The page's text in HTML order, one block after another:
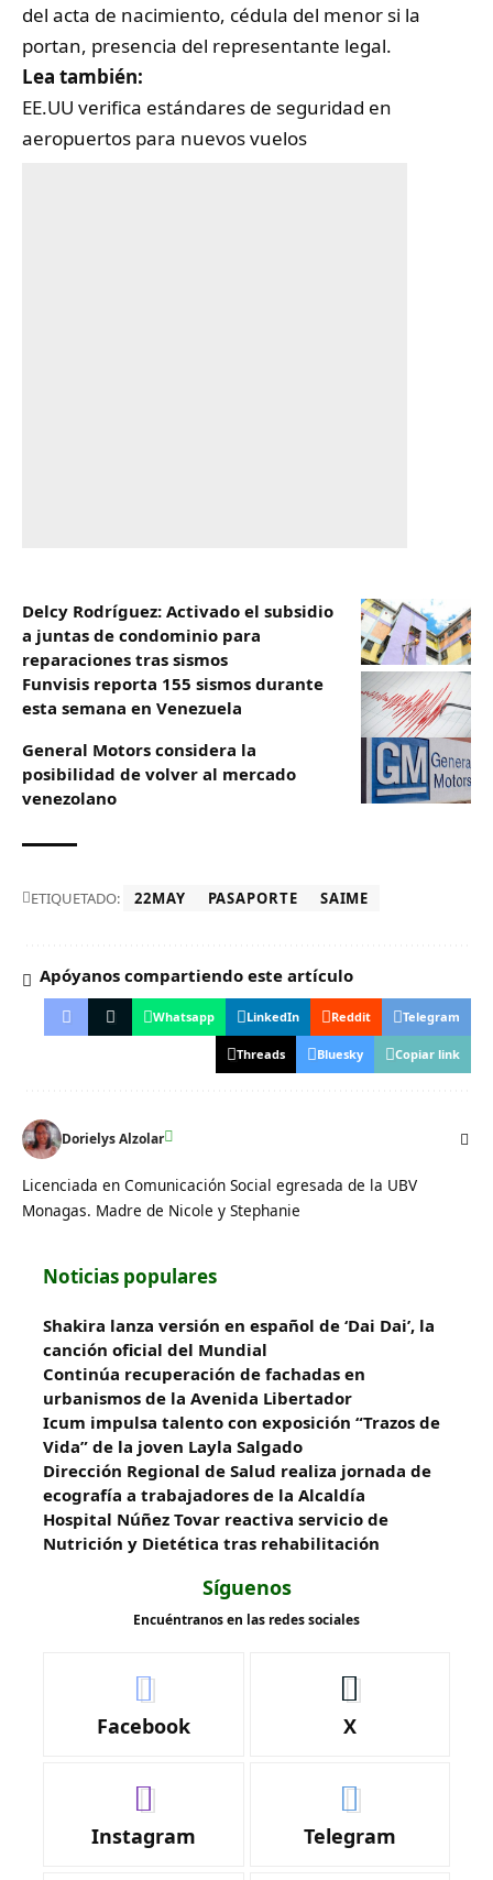
del acta de nacimiento, cédula del menor si la
portan, presencia del representante legal.
Lea también:
EE.UU verifica estándares de seguridad en
aeropuertos para nuevos vuelos
Delcy Rodríguez: Activado el subsidio
a juntas de condominio para
reparaciones tras sismos
Funvisis reporta 155 sismos durante
esta semana en Venezuela
General Motors considera la
posibilidad de volver al mercado
venezolano
ETIQUETADO: 22MAY PASAPORTE SAIME
Apóyanos compartiendo este artículo
Whatsapp LinkedIn Reddit Telegram
Threads Bluesky Copiar link
Dorielys Alzolar
Licenciada en Comunicación Social egresada de la UBV
Monagas. Madre de Nicole y Stephanie
Noticias populares
Shakira lanza versión en español de ‘Dai Dai’, la
canción oficial del Mundial
Continúa recuperación de fachadas en
urbanismos de la Avenida Libertador
Icum impulsa talento con exposición “Trazos de
Vida” de la joven Layla Salgado‎
‎Dirección Regional de Salud realiza jornada de
ecografía a trabajadores de la Alcaldía
Hospital Núñez Tovar reactiva servicio de
Nutrición y Dietética tras rehabilitación
Síguenos
Encuéntranos en las redes sociales
Facebook X
Instagram Telegram